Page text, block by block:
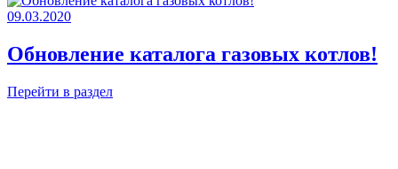
09.03.2020
Обновление каталога газовых котлов!
Перейти в раздел